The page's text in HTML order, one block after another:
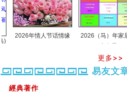
商舖大門的風水原則 (上)
玄空本义(十一)
家居常見風水形煞及化解方法 (
天要下雨娘要嫁人
六爻測住宅風水 (五)
一篇文章解答八字命理所有困惑
汽车风水
2026年情人节话情缘
2026（马）年家居风
更多>>
易友文
經典著作